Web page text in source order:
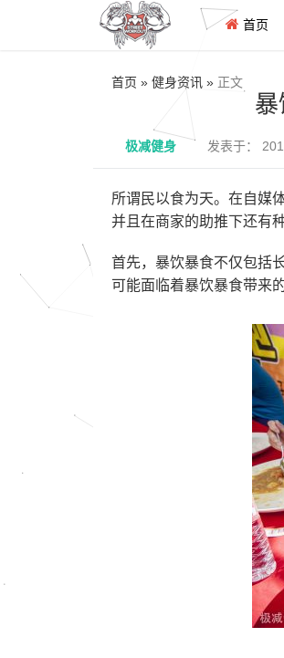
首页
首页 » 健身资讯 » 正文
暴
极减健身 发表于：
所谓民以食为天。在自媒
并且在商家的助推下还有
首先，暴饮暴食不仅包括
可能面临着暴饮暴食带来